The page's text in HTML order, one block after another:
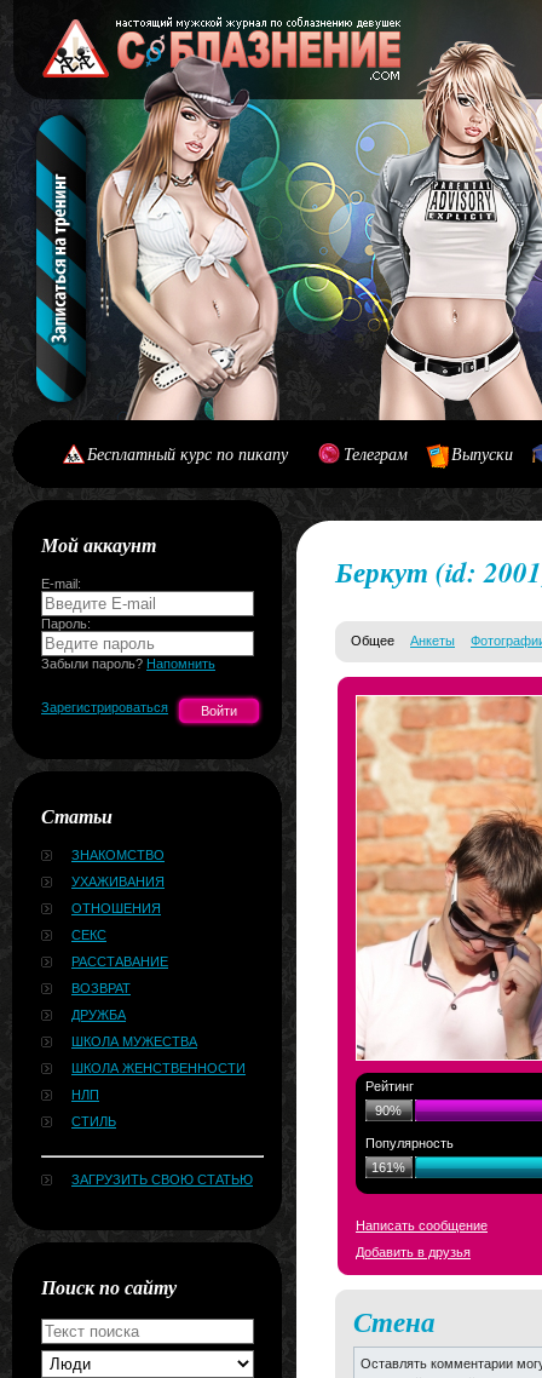
Бесплатный курс по пикапу Телеграм Выпуски
Мой аккаунт
E-mail:
Пароль:
Забыли пароль? Напомнить
Зарегистрироваться
Статьи
ЗНАКОМСТВО
УХАЖИВАНИЯ
ОТНОШЕНИЯ
СЕКС
РАССТАВАНИЕ
ВОЗВРАТ
ДРУЖБА
ШКОЛА МУЖЕСТВА
ШКОЛА ЖЕНСТВЕННОСТИ
НЛП
СТИЛЬ
ЗАГРУЗИТЬ СВОЮ СТАТЬЮ
Поиск по сайту
Беркут (id:
Общее Анкеты
Рейтинг
90%
Популярность
161%
Написать сообщение
Добавить в друзья
Стена
Оставлять комментарии